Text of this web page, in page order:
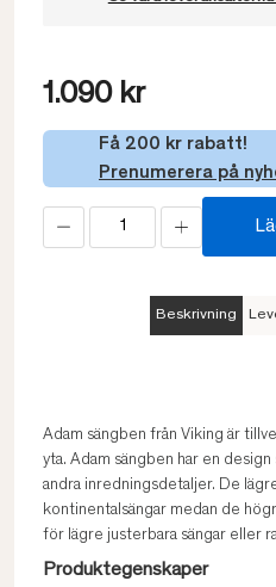
1.090 kr
Få 200 kr rabatt!
Prenumerera på
Beskrivning
Adam sängben från Viking är
yta. Adam sängben har en
andra inredningsdetaljer. De
kontinentalsängar medan de
för lägre justerbara sängar eller
Produktegenskaper